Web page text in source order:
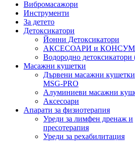
Вибромасажори
Инструменти
За детето
Детоксикатори
Йонни Детоксикатори
АКСЕСОАРИ и
Водородно
Масажни кушетки
Дървени масажни кушетки
MSG-PRO
Алуминиеви масажни
Аксесоари
Апарати за физиотерапия
Уреди за лимфен дренаж и
пресотерапия
Уреди за рехабилитация